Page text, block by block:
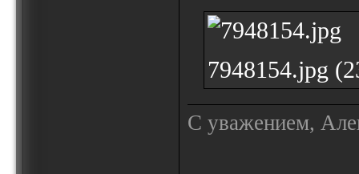
7948154.jpg
С уважением,